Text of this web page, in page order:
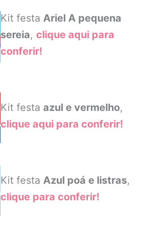
Kit festa Ariel A pequena
sereia,clique aqui para
conferir!
Kit festaazul e vermelho,
clique aqui para conferir!
Kit festa Azul poá e listras,
clique para conferir!